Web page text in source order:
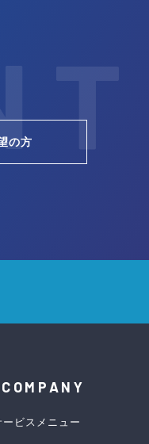
の方
ービスメニュー